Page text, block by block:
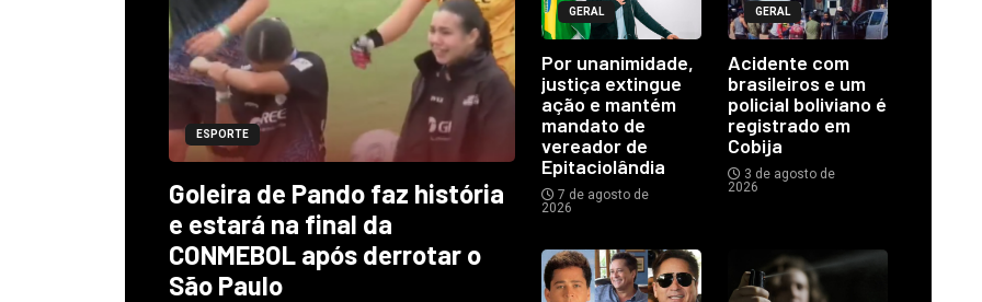
ESPORTE
Goleira de Pando faz história
e estará na final da
CONMEBOL após derrotar o
São Paulo
GERAL
Por unanimidade,
justiça extingue
ação e mantém
mandato de
vereador de
Epitaciolândia
7 de agosto de
2026
GERAL
Acidente com
brasileiros e um
policial boliviano é
registrado em
Cobija
3 de agosto de
2026